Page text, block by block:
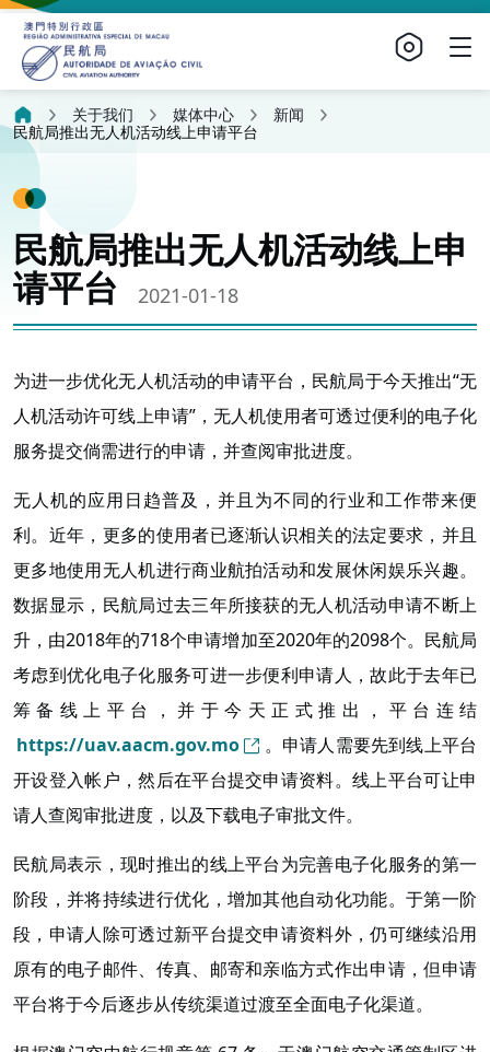
关于我们 媒体中心
新闻
民航局推出无人机活动线上申请平台
民航局推出无人机活动线上申
请平台
2021-01-18
为进一步优化无人机活动的申请平台，民航局于今天推出“无
人机活动许可线上申请”，无人机使用者可透过便利的电子化
服务提交倘需进行的申请，并查阅审批进度。
无人机的应用日趋普及，并且为不同的行业和工作带来便
利。近年，更多的使用者已逐渐认识相关的法定要求，并且
更多地使用无人机进行商业航拍活动和发展休闲娱乐兴趣。
数据显示，民航局过去三年所接获的无人机活动申请不断上
升，由2018年的718个申请增加至2020年的2098个。民航局
考虑到优化电子化服务可进一步便利申请人，故此于去年已
筹备线上平台，并于今天正式推出，平台连结
https://uav.aacm.gov.mo
。申请人需要先到线上平台
开设登入帐户，然后在平台提交申请资料。线上平台可让申
请人查阅审批进度，以及下载电子审批文件。
民航局表示，现时推出的线上平台为完善电子化服务的第一
阶段，并将持续进行优化，增加其他自动化功能。于第一阶
段，申请人除可透过新平台提交申请资料外，仍可继续沿用
原有的电子邮件、传真、邮寄和亲临方式作出申请，但申请
平台将于今后逐步从传统渠道过渡至全面电子化渠道。